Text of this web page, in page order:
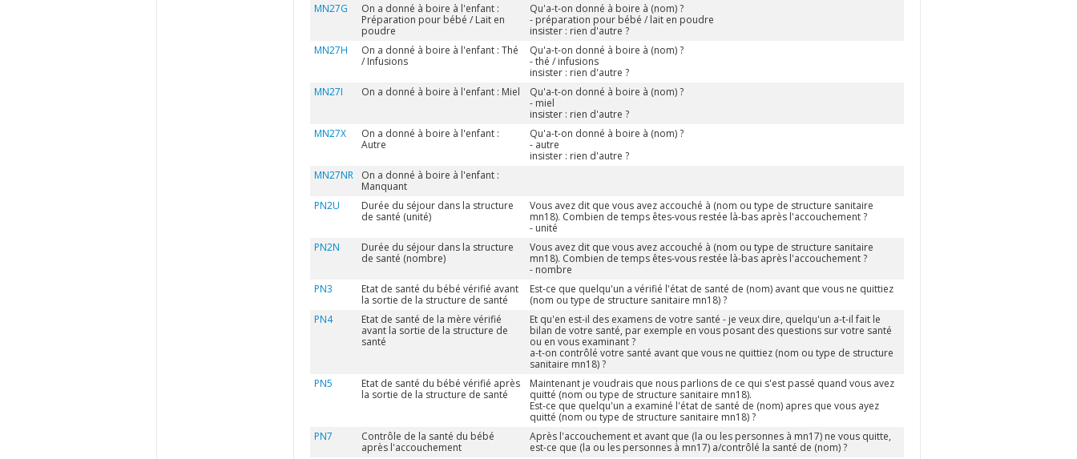
MN27G
On a donné à boire à l'enfant :
Préparation pour bébé / Lait en
poudre
Qu'a-t-on donné à boire à (nom) ?
- préparation pour bébé / lait en poudre
insister : rien d'autre ?
MN27H
On a donné à boire à l'enfant : Thé
/ Infusions
Qu'a-t-on donné à boire à (nom) ?
- thé / infusions
insister : rien d'autre ?
MN27I
On a donné à boire à l'enfant : Miel
Qu'a-t-on donné à boire à (nom) ?
- miel
insister : rien d'autre ?
MN27X
On a donné à boire à l'enfant :
Autre
Qu'a-t-on donné à boire à (nom) ?
- autre
insister : rien d'autre ?
MN27NR
On a donné à boire à l'enfant :
Manquant
PN2U
Durée du séjour dans la structure
de santé (unité)
Vous avez dit que vous avez accouché à (nom ou type de structure sanitaire
mn18). Combien de temps êtes-vous restée là-bas après l'accouchement ?
- unité
PN2N
Durée du séjour dans la structure
de santé (nombre)
Vous avez dit que vous avez accouché à (nom ou type de structure sanitaire
mn18). Combien de temps êtes-vous restée là-bas après l'accouchement ?
- nombre
PN3
Etat de santé du bébé vérifié avant
la sortie de la structure de santé
Est-ce que quelqu'un a vérifié l'état de santé de (nom) avant que vous ne quittiez
(nom ou type de structure sanitaire mn18) ?
PN4
Etat de santé de la mère vérifié
avant la sortie de la structure de
santé
Et qu'en est-il des examens de votre santé - je veux dire, quelqu'un a-t-il fait le
bilan de votre santé, par exemple en vous posant des questions sur votre santé
ou en vous examinant ?
a-t-on contrôlé votre santé avant que vous ne quittiez (nom ou type de structure
sanitaire mn18) ?
PN5
Etat de santé du bébé vérifié après
la sortie de la structure de santé
Maintenant je voudrais que nous parlions de ce qui s'est passé quand vous avez
quitté (nom ou type de structure sanitaire mn18).
Est-ce que quelqu'un a examiné l'état de santé de (nom) apres que vous ayez
quitté (nom ou type de structure sanitaire mn18) ?
PN7
Contrôle de la santé du bébé
après l'accouchement
Après l'accouchement et avant que (la ou les personnes à mn17) ne vous quitte,
est-ce que (la ou les personnes à mn17) a/contrôlé la santé de (nom) ?